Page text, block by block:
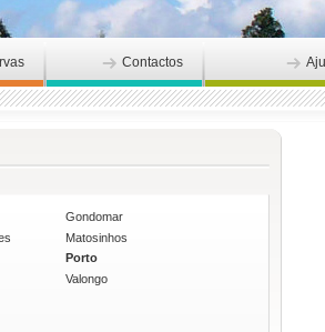
Contactos
Gondomar
Matosinhos
Porto
Valongo